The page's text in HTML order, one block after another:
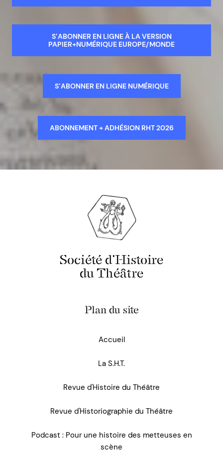
S’ABONNER EN LIGNE À LA VERSION
PAPIER+NUMÉRIQUE EUROPE/MONDE
S’ABONNER EN LIGNE NUMÉRIQUE
ABONNEMENT + ADHÉSION RHT 2026
Société d'Histoire
du Théâtre
Plan du site
Accueil
La S.H.T.
Revue d'Histoire du Théâtre
Revue d'Historiographie du Théâtre
Podcast : Pour une histoire des metteuses en
scène